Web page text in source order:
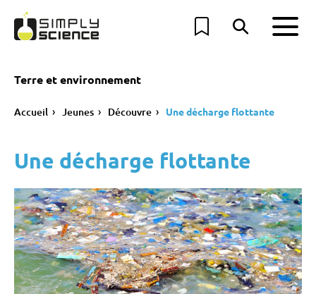
Terre et environnement
Accueil Jeunes Découvre Une décharge flottante
Une décharge flottante